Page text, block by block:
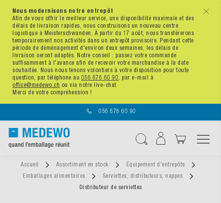
x
Nous modernisons notre entrepôt
Afin de vous offrir le meilleur service, une disponibilité maximale et des
délais de livraison rapides, nous construisons un nouveau centre
logistique à Meisterschwanden. À partir du 17 août, nous transférerons
temporairement nos activités dans un entrepôt provisoire. Pendant cette
période de déménagement d'environ deux semaines, les délais de
livraison seront adaptés. Notre conseil : passez votre commande
suffisamment à l'avance afin de recevoir votre marchandise à la date
souhaitée. Nous nous tenons volontiers à votre disposition pour toute
question, par téléphone au 056 676 60 90, par e-mail à
office@medewo.ch ou via notre live-chat.
Merci de votre compréhension !
056 676 60 90
Accueil Assortiment en stock
Équipement d'entrepôts
Emballages alimentaires
Serviettes, distributeurs, nappes
Distributeur de serviettes